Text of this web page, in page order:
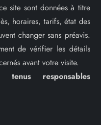
site sont données à titre
horaires, tarifs, état des
changer sans préavis.
de vérifier les détails
avant votre visite.
responsables